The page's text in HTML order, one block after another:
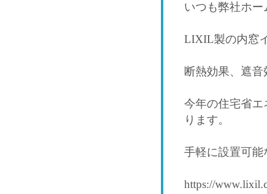
いつも弊社ホ
LIXIL製の内窓
断熱効果、遮
今年の住宅省
ります。
手軽に設置可
https://